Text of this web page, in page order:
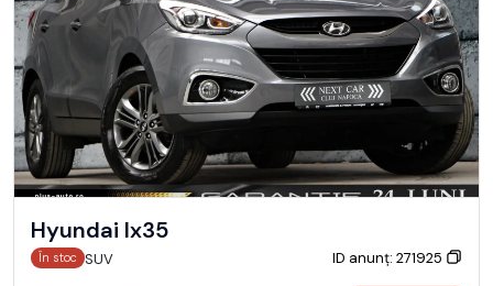
Hyundai Ix35
În stoc SUV ID anunț: 271925